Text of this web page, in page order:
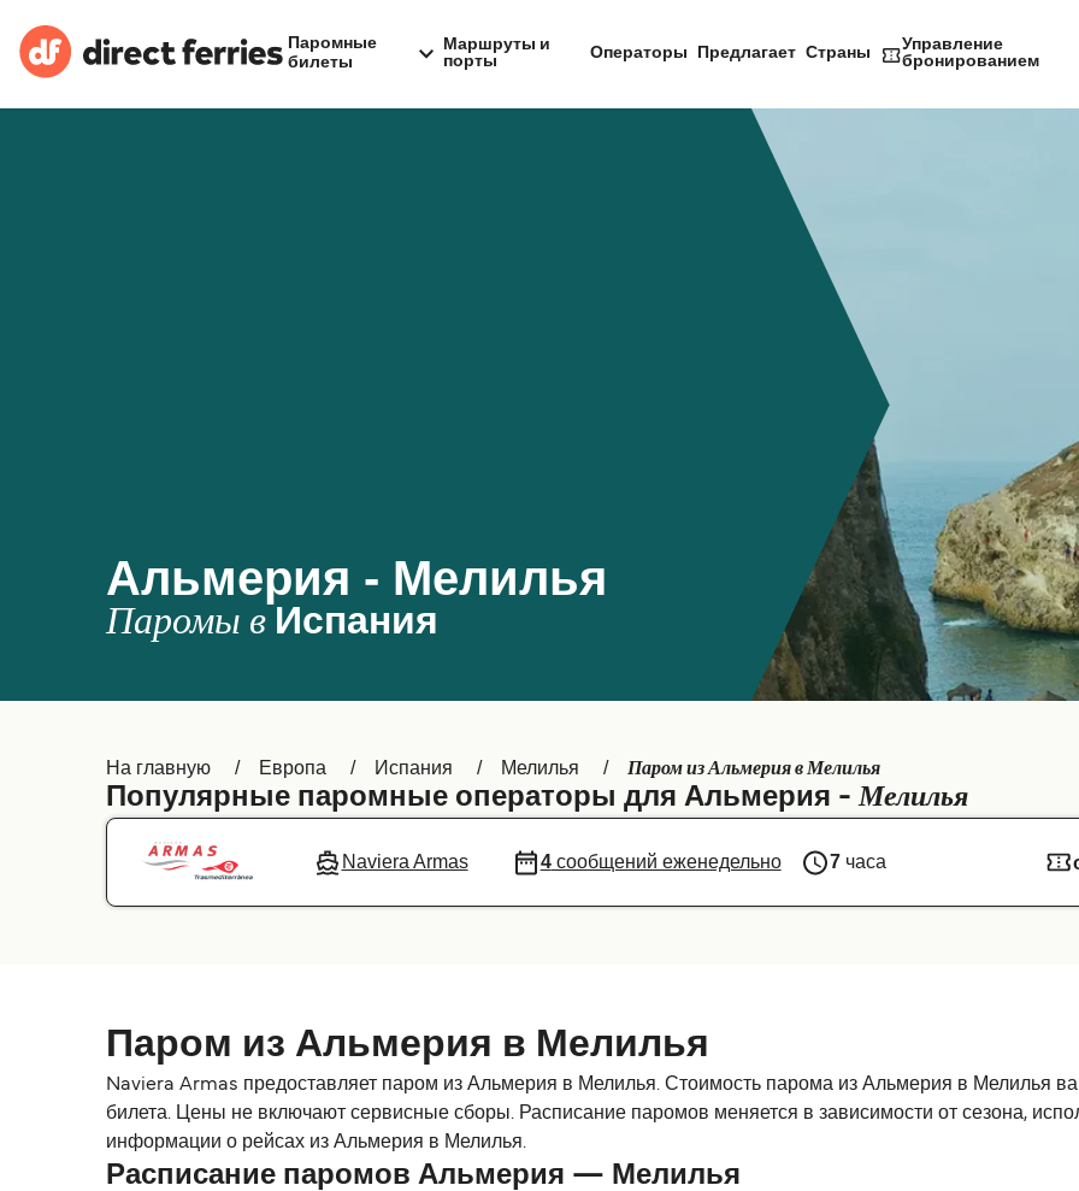
Паромные
билеты
Маршруты и
порты
Операторы Предлагает Страны
Управление
бронированием
Альмерия - Мелилья
Паромы в Испания
На главную Европа Испания Мелилья Паром из Альмерия в Мелилья
Популярные паромные операторы для Альмерия -Мелилья
Naviera Armas 4сообщений еженедельно 7часа
Паром из Альмерия в Мелилья
Naviera Armas предоставляет паром из Альмерия в Мелилья. Стоимость парома из Альмерия в Мелилья
билета. Цены не включают сервисные сборы. Расписание паромов меняется в зависимости от сезона,
информации о рейсах из Альмерия в Мелилья.
Расписание паромов Альмерия — Мелилья